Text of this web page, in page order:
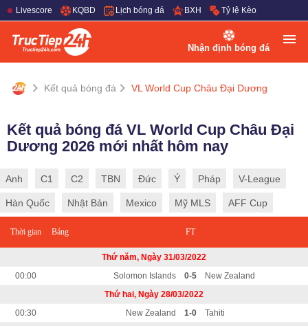
Livescore KQBD Lịch bóng đá BXH Tỷ lệ Kèo
Nhận định bóng đá
Kết quả bóng đá VL World Cup Châu Đại Dương
Kết quả bóng đá VL World Cup Châu Đại
Dương 2026 mới nhất hôm nay
Anh C1 C2 TBN Đức Ý Pháp V-League
Hàn Quốc Nhật Bản Mexico Mỹ MLS AFF Cup
Thời gian Bảng FT
Thứ năm, Ngày 31/03/2022
00:00
Solomon Islands 0-5
New Zealand
Thứ hai, Ngày 28/03/2022
00:30
New Zealand 1-0
Tahiti